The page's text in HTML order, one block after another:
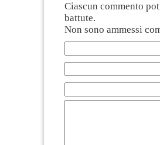
Ciascun commento
battute.
Non sono ammessi